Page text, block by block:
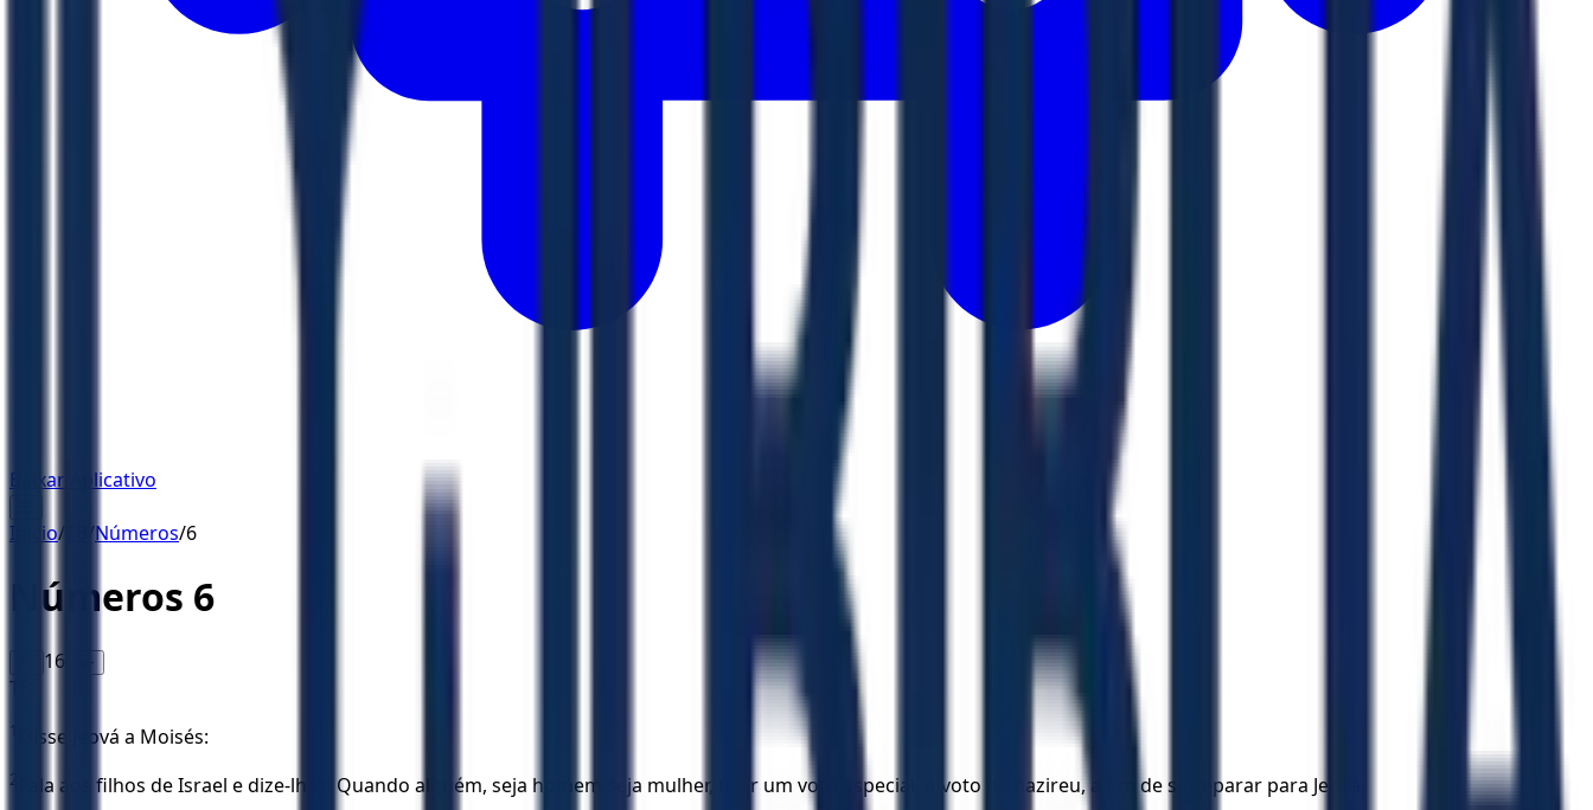
Baixar Aplicativo
Início/ /Números/6
Números 6
16 A+
TB
1 Disse Jeová a Moisés:
2 Fala aos filhos de Israel e dize-lhes: Quando alguém, seja homem seja mulher, fizer um voto especial, o voto de nazireu, a fim de se separar para Jeová,